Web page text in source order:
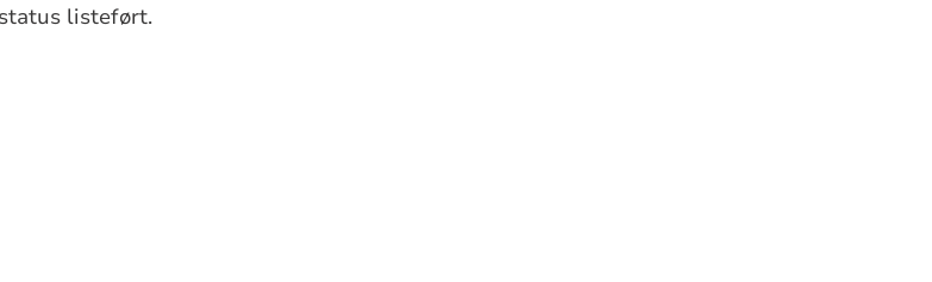
har vernestatus listeført.